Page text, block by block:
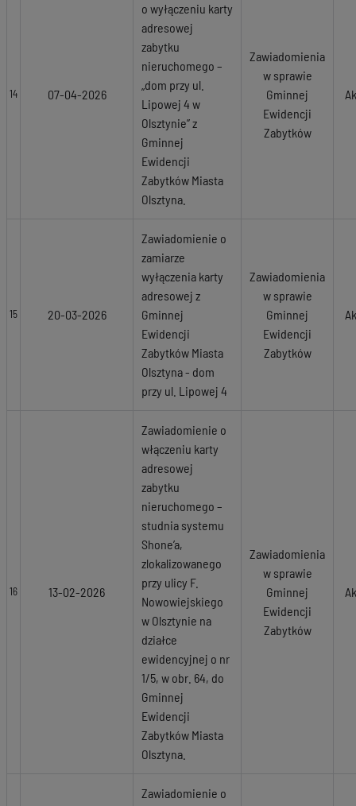
14 07-04-2026
o wyłączeniu karty
adresowej
zabytku
nieruchomego –
„dom przy ul.
Lipowej 4 w
Olsztynie” z
Gminnej
Ewidencji
Zabytków Miasta
Olsztyna.
Zawiadomienia
w sprawie
Gminnej
Ewidencji
Zabytków
15 20-03-2026
Zawiadomienie o
zamiarze
wyłączenia karty
adresowej z
Gminnej
Ewidencji
Zabytków Miasta
Olsztyna - dom
przy ul. Lipowej 4
Zawiadomienia
w sprawie
Gminnej
Ewidencji
Zabytków
16 13-02-2026
Zawiadomienie o
włączeniu karty
adresowej
zabytku
nieruchomego –
studnia systemu
Shone’a,
zlokalizowanego
przy ulicy F.
Nowowiejskiego
w Olsztynie na
działce
ewidencyjnej o nr
1/5, w obr. 64, do
Gminnej
Ewidencji
Zabytków Miasta
Olsztyna.
Zawiadomienia
w sprawie
Gminnej
Ewidencji
Zabytków
Zawiadomienie o